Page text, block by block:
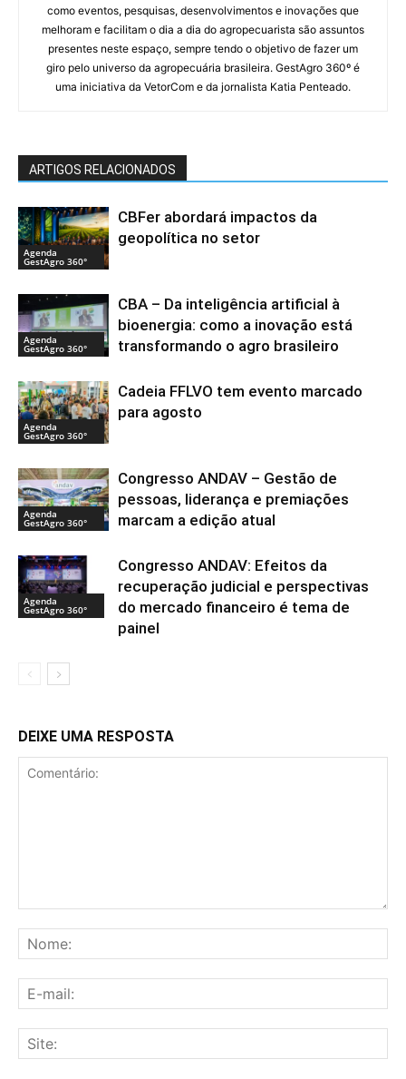
como eventos, pesquisas, desenvolvimentos e inovações que
melhoram e facilitam o dia a dia do agropecuarista são assuntos
presentes neste espaço, sempre tendo o objetivo de fazer um
giro pelo universo da agropecuária brasileira. GestAgro 360º é
uma iniciativa da VetorCom e da jornalista Katia Penteado.
ARTIGOS RELACIONADOS
Agenda
GestAgro 360°
CBFer abordará impactos da
geopolítica no setor
Agenda
GestAgro 360°
CBA – Da inteligência artificial à
bioenergia: como a inovação está
transformando o agro brasileiro
Agenda
GestAgro 360°
Cadeia FFLVO tem evento marcado
para agosto
Agenda
GestAgro 360°
Congresso ANDAV – Gestão de
pessoas, liderança e premiações
marcam a edição atual
Agenda
GestAgro 360°
Congresso ANDAV: Efeitos da
recuperação judicial e perspectivas
do mercado financeiro é tema de
painel
DEIXE UMA RESPOSTA